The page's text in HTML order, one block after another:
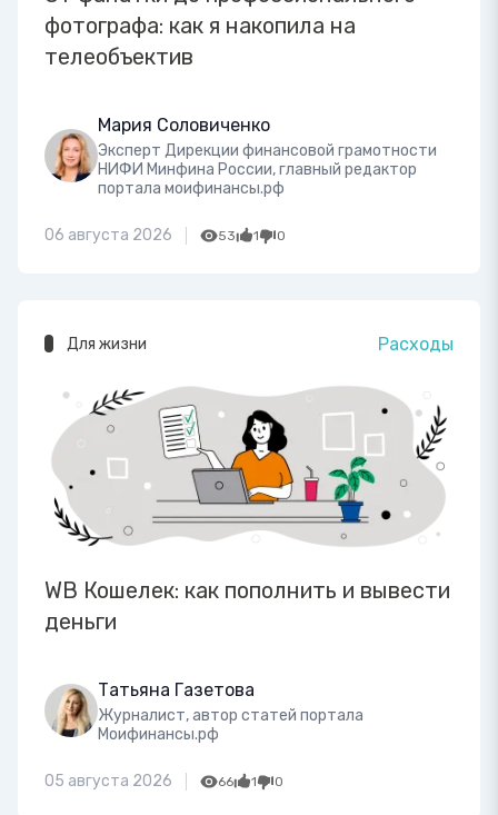
фотографа: как я накопила на
телеобъектив
Мария Соловиченко
Эксперт Дирекции финансовой грамотности
НИФИ Минфина России, главный редактор
портала моифинансы.рф
06 августа 2026 53 1 0
Для жизни Расходы
WB Кошелек: как пополнить и вывести
деньги
Татьяна Газетова
Журналист, автор статей портала
Моифинансы.рф
05 августа 2026 66 1 0